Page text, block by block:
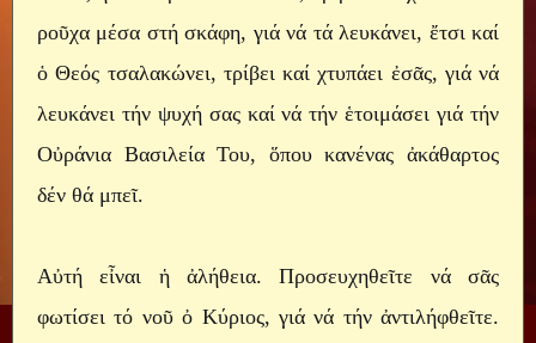
ροῦχα μέσα στή σκάφη, γιά νά τά λευκάνει, ἔτσι καί
ὁ Θεός τσαλακώνει, τρίβει καί χτυπάει ἐσᾶς, γιά νά
λευκάνει τήν ψυχή σας καί νά τήν ἑτοιμάσει γιά τήν
Οὐράνια Βασιλεία Του, ὅπου κανένας ἀκάθαρτος
δέν θά μπεῖ.
Αὐτή εἶναι ἡ ἀλήθεια. Προσευχηθεῖτε νά σᾶς
φωτίσει τό νοῦ ὀ Κύριος, γιά νά τήν ἀντιλήφθεῖτε.